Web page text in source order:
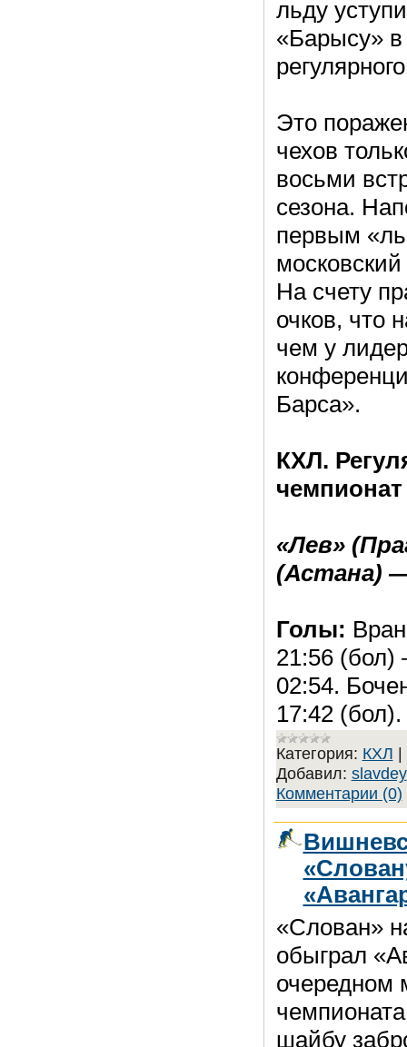
льду
«Барысу»
Это
чехов
восьми
сезона.
первым
На счету
очков, что
чем у
Барса».
КХЛ.
чемпионат
«Лев»
(Астана)
Голы:
21:56
02:54.
17:42
Категория: КХЛ |
Добавил: slavdey
Комментарии (0)
«Слован»
обыграл
очередном
шайбу